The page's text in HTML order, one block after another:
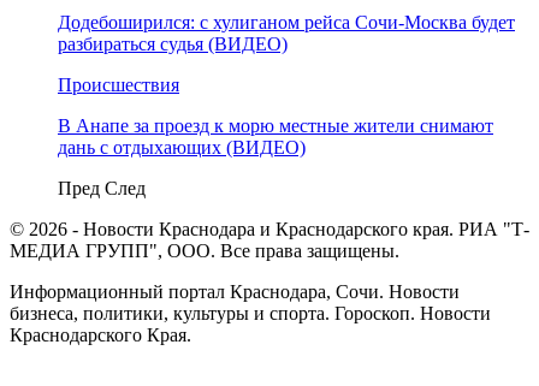
Додебоширился: с хулиганом рейса Сочи-Москва будет
разбираться судья (ВИДЕО)
Происшествия
В Анапе за проезд к морю местные жители снимают
дань с отдыхающих (ВИДЕО)
Пред След
© 2026 - Новости Краснодара и Краснодарского края. РИА "Т-
МЕДИА ГРУПП", ООО. Все права защищены.
Информационный портал Краснодара, Сочи. Новости
бизнеса, политики, культуры и спорта. Гороскоп. Новости
Краснодарского Края.